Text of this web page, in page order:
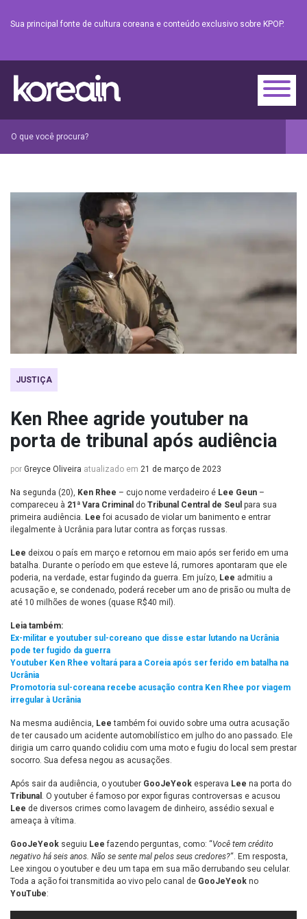
Sua principal fonte de cultura coreana e conteúdo exclusivo sobre KPOP.
JUSTIÇA
Ken Rhee agride youtuber na
porta de tribunal após audiência
por Greyce Oliveira atualizado em 21 de março de 2023
Na segunda (20), Ken Rhee – cujo nome verdadeiro é Lee Geun –
compareceu à 21ª Vara Criminal do Tribunal Central de Seul para sua
primeira audiência. Lee foi acusado de violar um banimento e entrar
ilegalmente à Ucrânia para lutar contra as forças russas.
Lee deixou o país em março e retornou em maio após ser ferido em uma
batalha. Durante o período em que esteve lá, rumores apontaram que ele
poderia, na verdade, estar fugindo da guerra. Em juízo, Lee admitiu a
acusação e, se condenado, poderá receber um ano de prisão ou multa de
até 10 milhões de wones (quase R$40 mil).
Leia também:
Ex-militar e youtuber sul-coreano que disse estar lutando na Ucrânia
pode ter fugido da guerra
Youtuber Ken Rhee voltará para a Coreia após ser ferido em batalha na
Ucrânia
Promotoria sul-coreana recebe acusação contra Ken Rhee por viagem
irregular à Ucrânia
Na mesma audiência, Lee também foi ouvido sobre uma outra acusação
de ter causado um acidente automobilístico em julho do ano passado. Ele
dirigia um carro quando colidiu com uma moto e fugiu do local sem prestar
socorro. Sua defesa negou as acusações.
Após sair da audiência, o youtuber GooJeYeok esperava Lee na porta do
Tribunal . O youtuber é famoso por expor figuras controversas e acusou
Lee de diversos crimes como lavagem de dinheiro, assédio sexual e
ameaça à vítima.
GooJeYeok seguiu Lee fazendo perguntas, como: “Você tem crédito
negativo há seis anos. Não se sente mal pelos seus credores?“. Em resposta,
Lee xingou o youtuber e deu um tapa em sua mão derrubando seu celular.
Toda a ação foi transmitida ao vivo pelo canal de GooJeYeok no
YouTube: